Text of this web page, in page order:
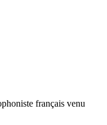
français venu